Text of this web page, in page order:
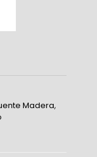
Madera,